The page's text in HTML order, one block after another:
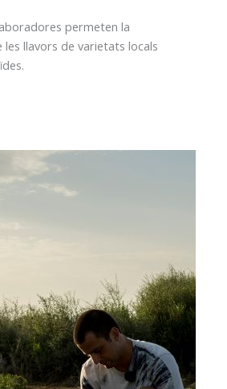
permeten la
les llavors de varietats locals